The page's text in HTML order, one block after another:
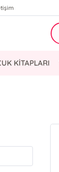
KİTAPLARI